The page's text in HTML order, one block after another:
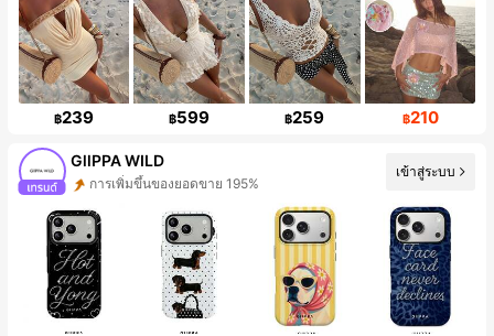
฿239 ฿599 ฿259 ฿210
GllPPA WILD
การเพิ่มขึ้นของผู้ติดตาม 503%
เข้าสู่ระบบ